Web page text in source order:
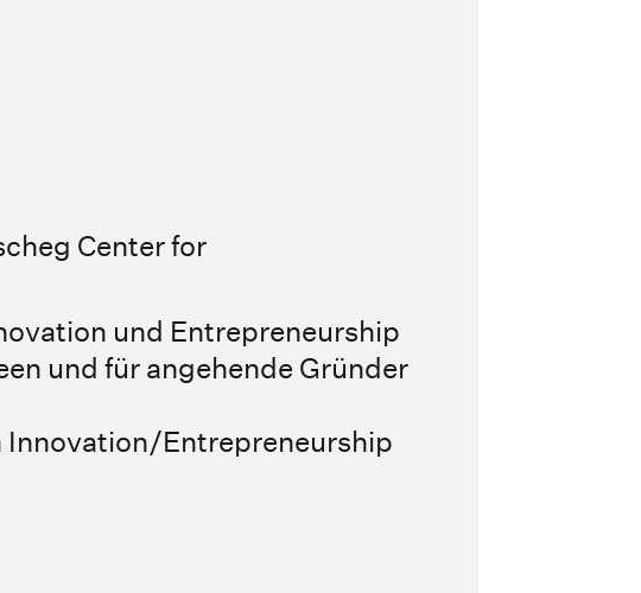
Center for
und Entrepreneurship
und für angehende Gründer
Innovation/Entrepreneurship